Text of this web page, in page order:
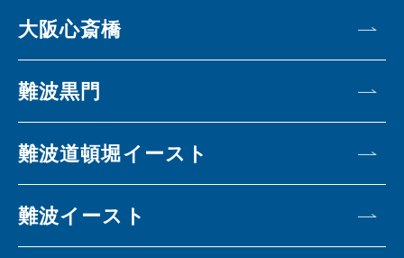
大阪心斎橋
難波黒門
難波道頓堀イースト
難波イースト